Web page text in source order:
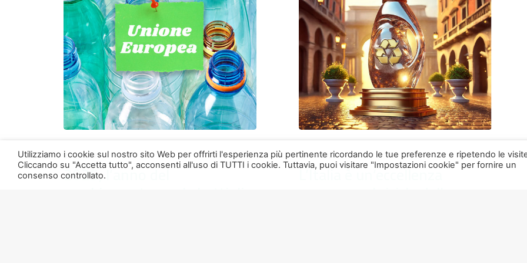
27.03.2025
2025, l’anno del
13.03.2025
L’Italia è un’eccellenza
Utilizziamo i cookie sul nostro sito Web per offrirti l'esperienza più pertinente ricordando le tue preferenze e ripetendo le
Cliccando su "Accetta tutto", acconsenti all'uso di TUTTI i cookie. Tuttavia, puoi visitare "Impostazioni cookie" per fornire un
consenso controllato.